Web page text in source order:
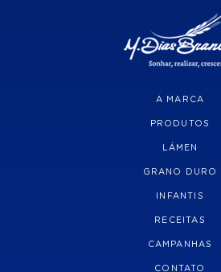
A MARCA
PRODUTOS
LÁMEN
GRANO DURO
INFANTIS
RECEITAS
CAMPANHAS
CONTATO